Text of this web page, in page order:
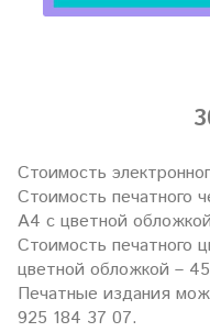
Стоимость
Стоимость печатного
А4 с цветной
Стоимость печатного
цветной обложкой –
Печатные издания
925 184 37 07.